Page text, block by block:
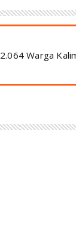
2.064 Warga